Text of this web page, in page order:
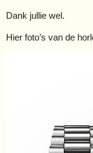
Dank jullie wel.
Hier foto’s van de